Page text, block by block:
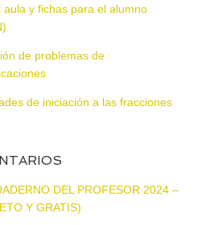
aula y fichas para el alumno
de problemas de
de iniciación a las fracciones
DEL PROFESOR 2024 –
Y GRATIS)